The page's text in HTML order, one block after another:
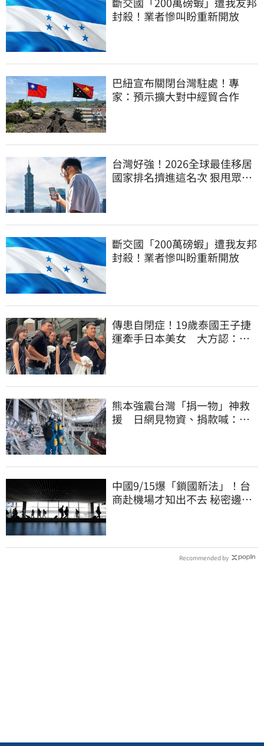
封殺！業者慘叫盼重新開放
巴紐宣布關閉台灣駐處！專
家：預示擴大對中經貿合作
台灣好強！2026全球最佳移居
國家排名擠進這名次 狠甩眾多
斷交國「200萬磅蝦」遭我友邦
封殺！業者慘叫盼重新開放
傳患自閉症！19歲泰國王子捷
運牽手日本美女 大方認：
熊本強震台灣「捐一物」神救
援 日網見物資、捐款喊：給
中國9/15爆「鎖國新法」！台
商赴機場才知出不去 秘密邊控
Recommended by